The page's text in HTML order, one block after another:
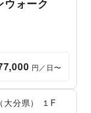
ォーク
円／日〜
分県） １F